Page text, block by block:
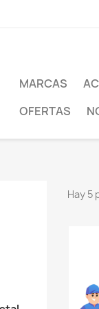
MARCAS
OFERTAS
Hay 5